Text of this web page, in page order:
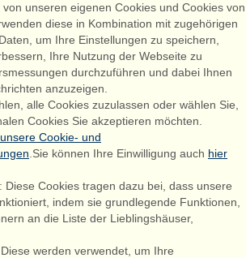
Strand Feriehuse, Lønne
Houstrupvej 170, Lønne
6830 Nørre Nebel
+45 70 60 87 78
Facebook
unseren eigenen Cookies und Cookies von
diese in Kombination mit zugehörigen
um Ihre Einstellungen zu speichern,
Ihre Nutzung der Webseite zu
durchzuführen und dabei Ihnen
anzuzeigen.
alle Cookies zuzulassen oder wählen Sie,
Cookies Sie akzeptieren möchten.
Cookie- und
.Sie können Ihre Einwilligung auch hier
Diese Cookies tragen dazu bei, dass unsere
indem sie grundlegende Funktionen,
an die Liste der Lieblingshäuser,
werden verwendet, um Ihre